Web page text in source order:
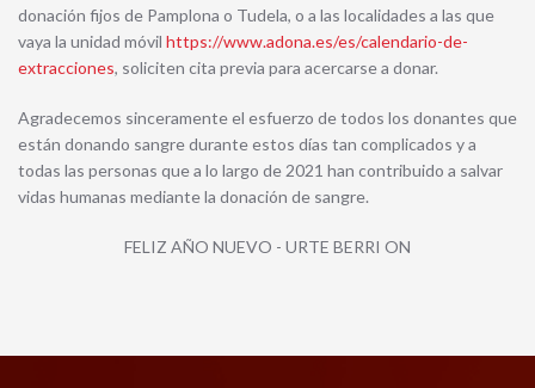
donación fijos de Pamplona o Tudela, o a las localidades a las que
vaya la unidad móvil https://www.adona.es/es/calendario-de-
extracciones, soliciten cita previa para acercarse a donar.
Agradecemos sinceramente el esfuerzo de todos los donantes que
están donando sangre durante estos días tan complicados y a
todas las personas que a lo largo de 2021 han contribuido a salvar
vidas humanas mediante la donación de sangre.
FELIZ AÑO NUEVO - URTE BERRI ON